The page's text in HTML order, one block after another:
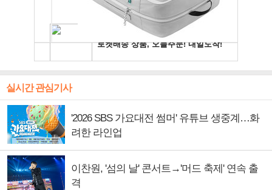
실시간 관심기사
'2026 SBS 가요대전 썸머' 유튜브 생중계…화
려한 라인업
이찬원, '섬의 날' 콘서트→'머드 축제' 연속 출
격